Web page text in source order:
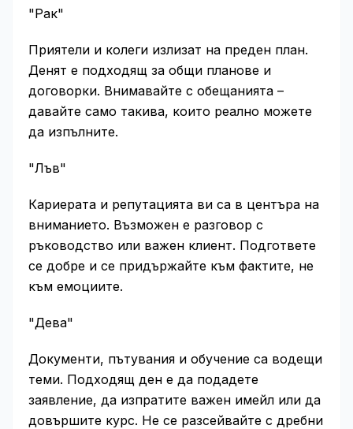
"Рак"
Приятели и колеги излизат на преден план.
Денят е подходящ за общи планове и
договорки. Внимавайте с обещанията –
давайте само такива, които реално можете
да изпълните.
"Лъв"
Кариерата и репутацията ви са в центъра на
вниманието. Възможен е разговор с
ръководство или важен клиент. Подгответе
се добре и се придържайте към фактите, не
към емоциите.
"Дева"
Документи, пътувания и обучение са водещи
теми. Подходящ ден е да подадете
заявление, да изпратите важен имейл или да
довършите курс. Не се разсейвайте с дребни